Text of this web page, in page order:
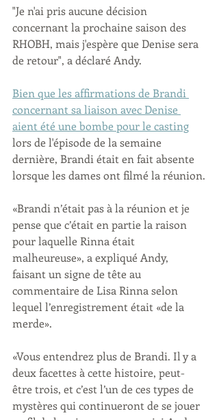
"Je n'ai pris aucune décision
concernant la prochaine saison des
RHOBH, mais j'espère que Denise sera
de retour", a déclaré Andy.
Bien que les affirmations de Brandi
concernant sa liaison avec Denise
aient été une bombe pour le casting
lors de l'épisode de la semaine
dernière, Brandi était en fait absente
lorsque les dames ont filmé la réunion.
«Brandi n’était pas à la réunion et je
pense que c’était en partie la raison
pour laquelle Rinna était
malheureuse», a expliqué Andy,
faisant un signe de tête au
commentaire de Lisa Rinna selon
lequel l’enregistrement était «de la
merde».
«Vous entendrez plus de Brandi. Il y a
deux facettes à cette histoire, peut-
être trois, et c’est l’un de ces types de
mystères qui continueront de se jouer